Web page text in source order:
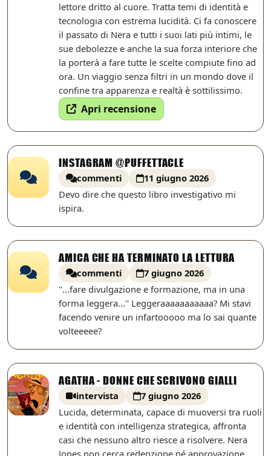
lettore dritto al cuore. Tratta temi di identità e
tecnologia con estrema lucidità. Ci fa conoscere
il passato di Nera e tutti i suoi lati più intimi, le
sue debolezze e anche la sua forza interiore che
la porterà a fare tutte le scelte compiute fino ad
ora. Un viaggio senza filtri in un mondo dove il
confine tra apparenza e realtà è sottilissimo.
Apri recensione
INSTAGRAM @PUFFETTACLE
commenti
11 giugno 2026
Devo dire che questo libro investigativo mi
ispira.
AMICA CHE HA TERMINATO LA LETTURA
commenti
7 giugno 2026
''...fare divulgazione e formazione, ma in una
forma leggera...'' Leggeraaaaaaaaaaa? Mi stavi
facendo venire un infartooooo ma lo sai quante
volteeeee?
AGATHA - DONNE CHE SCRIVONO GIALLI
intervista
7 giugno 2026
Lucida, determinata, capace di muoversi tra ruoli
e identità con intelligenza strategica, affronta
casi che nessuno altro riesce a risolvere. Nera
Jones non cerca redenzione né approvazione.